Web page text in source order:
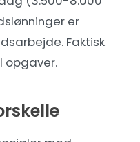
er
Faktisk